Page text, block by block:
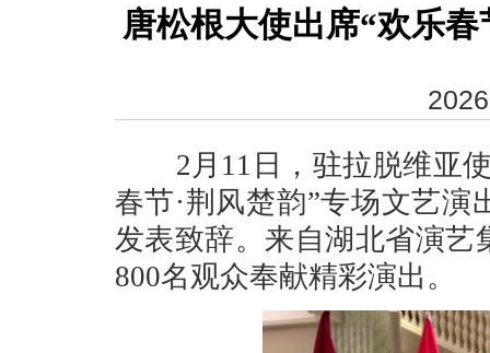
唐松根大使出席“欢乐
2月11日，驻拉脱维亚使
春节·荆风楚韵”专场文艺演
发表致辞。来自湖北省演艺
800名观众奉献精彩演出。